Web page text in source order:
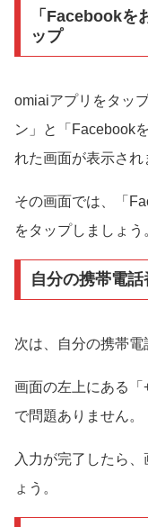
「Facebookを
ップ
omiaiアプリをタッ
ン」と「Facebook
れた画面が表示され
その画面では、「
をタップしましょう
自分の携帯電話
次は、自分の携帯電
画面の左上にある「
で問題ありません。
入力が完了したら
ょう。